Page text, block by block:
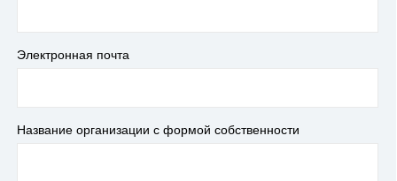
Электронная почта
Название организации с формой собственности